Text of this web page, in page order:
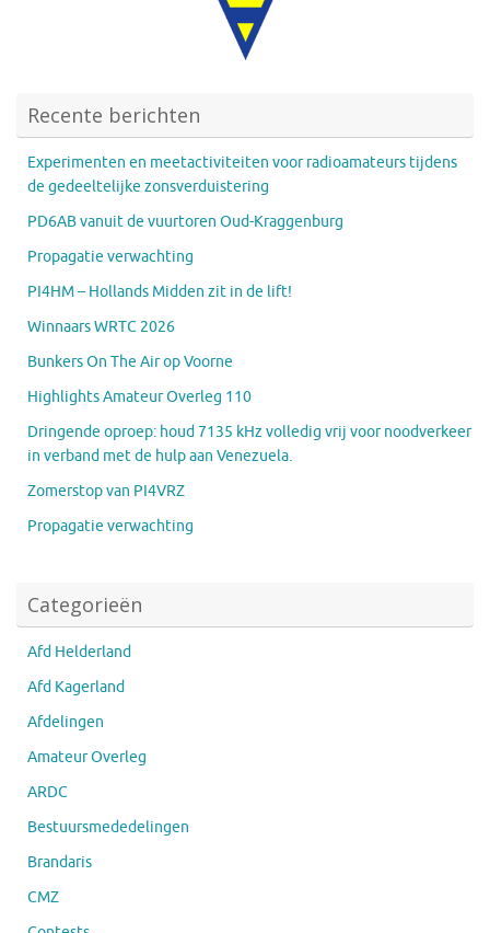
Recente berichten
Experimenten en meetactiviteiten voor radioamateurs tijdens
de gedeeltelijke zonsverduistering
PD6AB vanuit de vuurtoren Oud-Kraggenburg
Propagatie verwachting
PI4HM – Hollands Midden zit in de lift!
Winnaars WRTC 2026
Bunkers On The Air op Voorne
Highlights Amateur Overleg 110
Dringende oproep: houd 7135 kHz volledig vrij voor noodverkeer
in verband met de hulp aan Venezuela.
Zomerstop van PI4VRZ
Propagatie verwachting
Categorieën
Afd Helderland
Afd Kagerland
Afdelingen
Amateur Overleg
ARDC
Bestuursmededelingen
Brandaris
CMZ